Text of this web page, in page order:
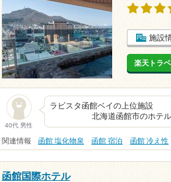
施設
楽天トラ
40代 男性
ラビスタ
北海道函館市のホテルです
関連情報 函館 塩化物泉 函館 宿泊 函館 冷え性
函館国際ホテル